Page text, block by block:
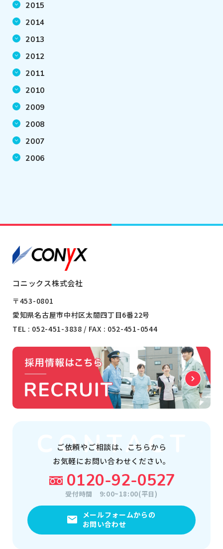
2015
2014
2013
2012
2011
2010
2009
2008
2007
2006
コニックス株式会社
〒453-0801
愛知県名古屋市中村区太閤四丁目6番22号
TEL : 052-451-3838 / FAX : 052-451-0544
ご依頼やご相談は、
こちらから
お気軽にお問い合わせください。
0120-92-0527
受付時間 9:00~18:00(平日)
メールフォームからの
お問い合わせ